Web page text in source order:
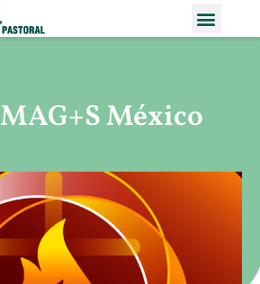
MAG+S México